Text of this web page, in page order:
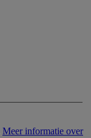
Meer informatie over